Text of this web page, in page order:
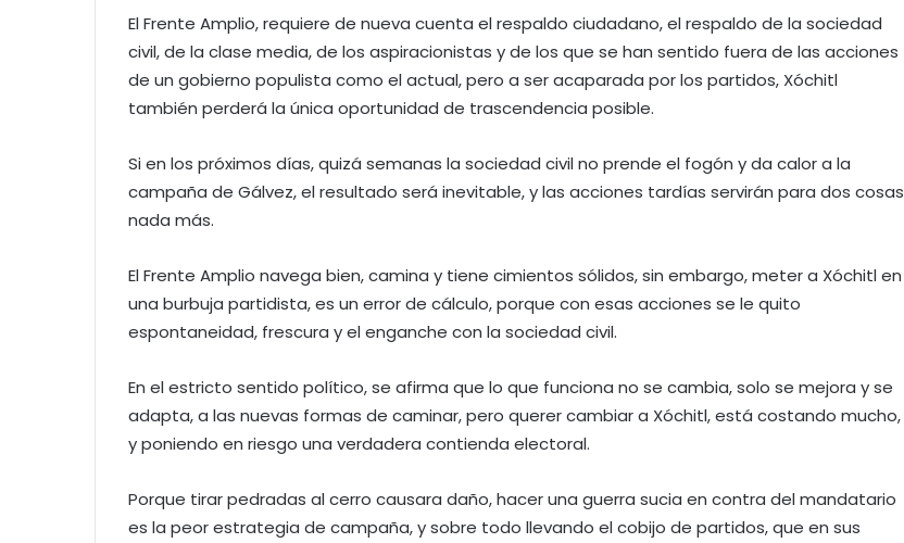
El Frente Amplio, requiere de nueva cuenta el respaldo ciudadano, el respaldo de la sociedad
civil, de la clase media, de los aspiracionistas y de los que se han sentido fuera de las acciones
de un gobierno populista como el actual, pero a ser acaparada por los partidos, Xóchitl
también perderá la única oportunidad de trascendencia posible.
Si en los próximos días, quizá semanas la sociedad civil no prende el fogón y da calor a la
campaña de Gálvez, el resultado será inevitable, y las acciones tardías servirán para dos cosas
nada más.
El Frente Amplio navega bien, camina y tiene cimientos sólidos, sin embargo, meter a Xóchitl en
una burbuja partidista, es un error de cálculo, porque con esas acciones se le quito
espontaneidad, frescura y el enganche con la sociedad civil.
En el estricto sentido político, se afirma que lo que funciona no se cambia, solo se mejora y se
adapta, a las nuevas formas de caminar, pero querer cambiar a Xóchitl, está costando mucho,
y poniendo en riesgo una verdadera contienda electoral.
Porque tirar pedradas al cerro causara daño, hacer una guerra sucia en contra del mandatario
es la peor estrategia de campaña, y sobre todo llevando el cobijo de partidos, que en sus